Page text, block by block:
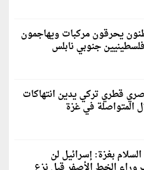
يحرقون مركبات ويهاجمون
جنوبي نابلس
قطري تركي يدين انتهاكات
المتواصلة في غزة
بغزة: إسرائيل لن